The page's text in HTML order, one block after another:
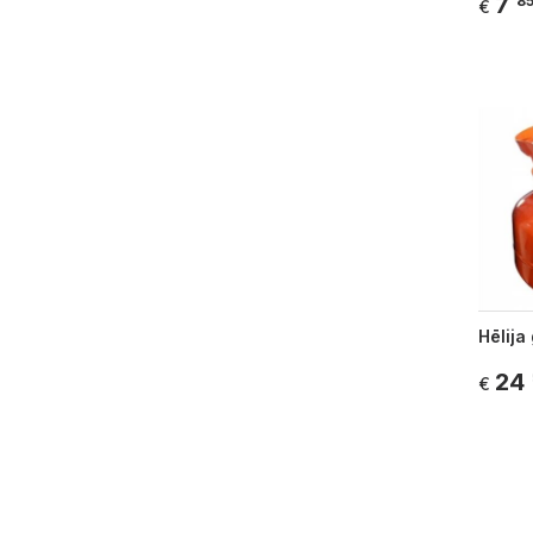
€
Hēlija
€ 24